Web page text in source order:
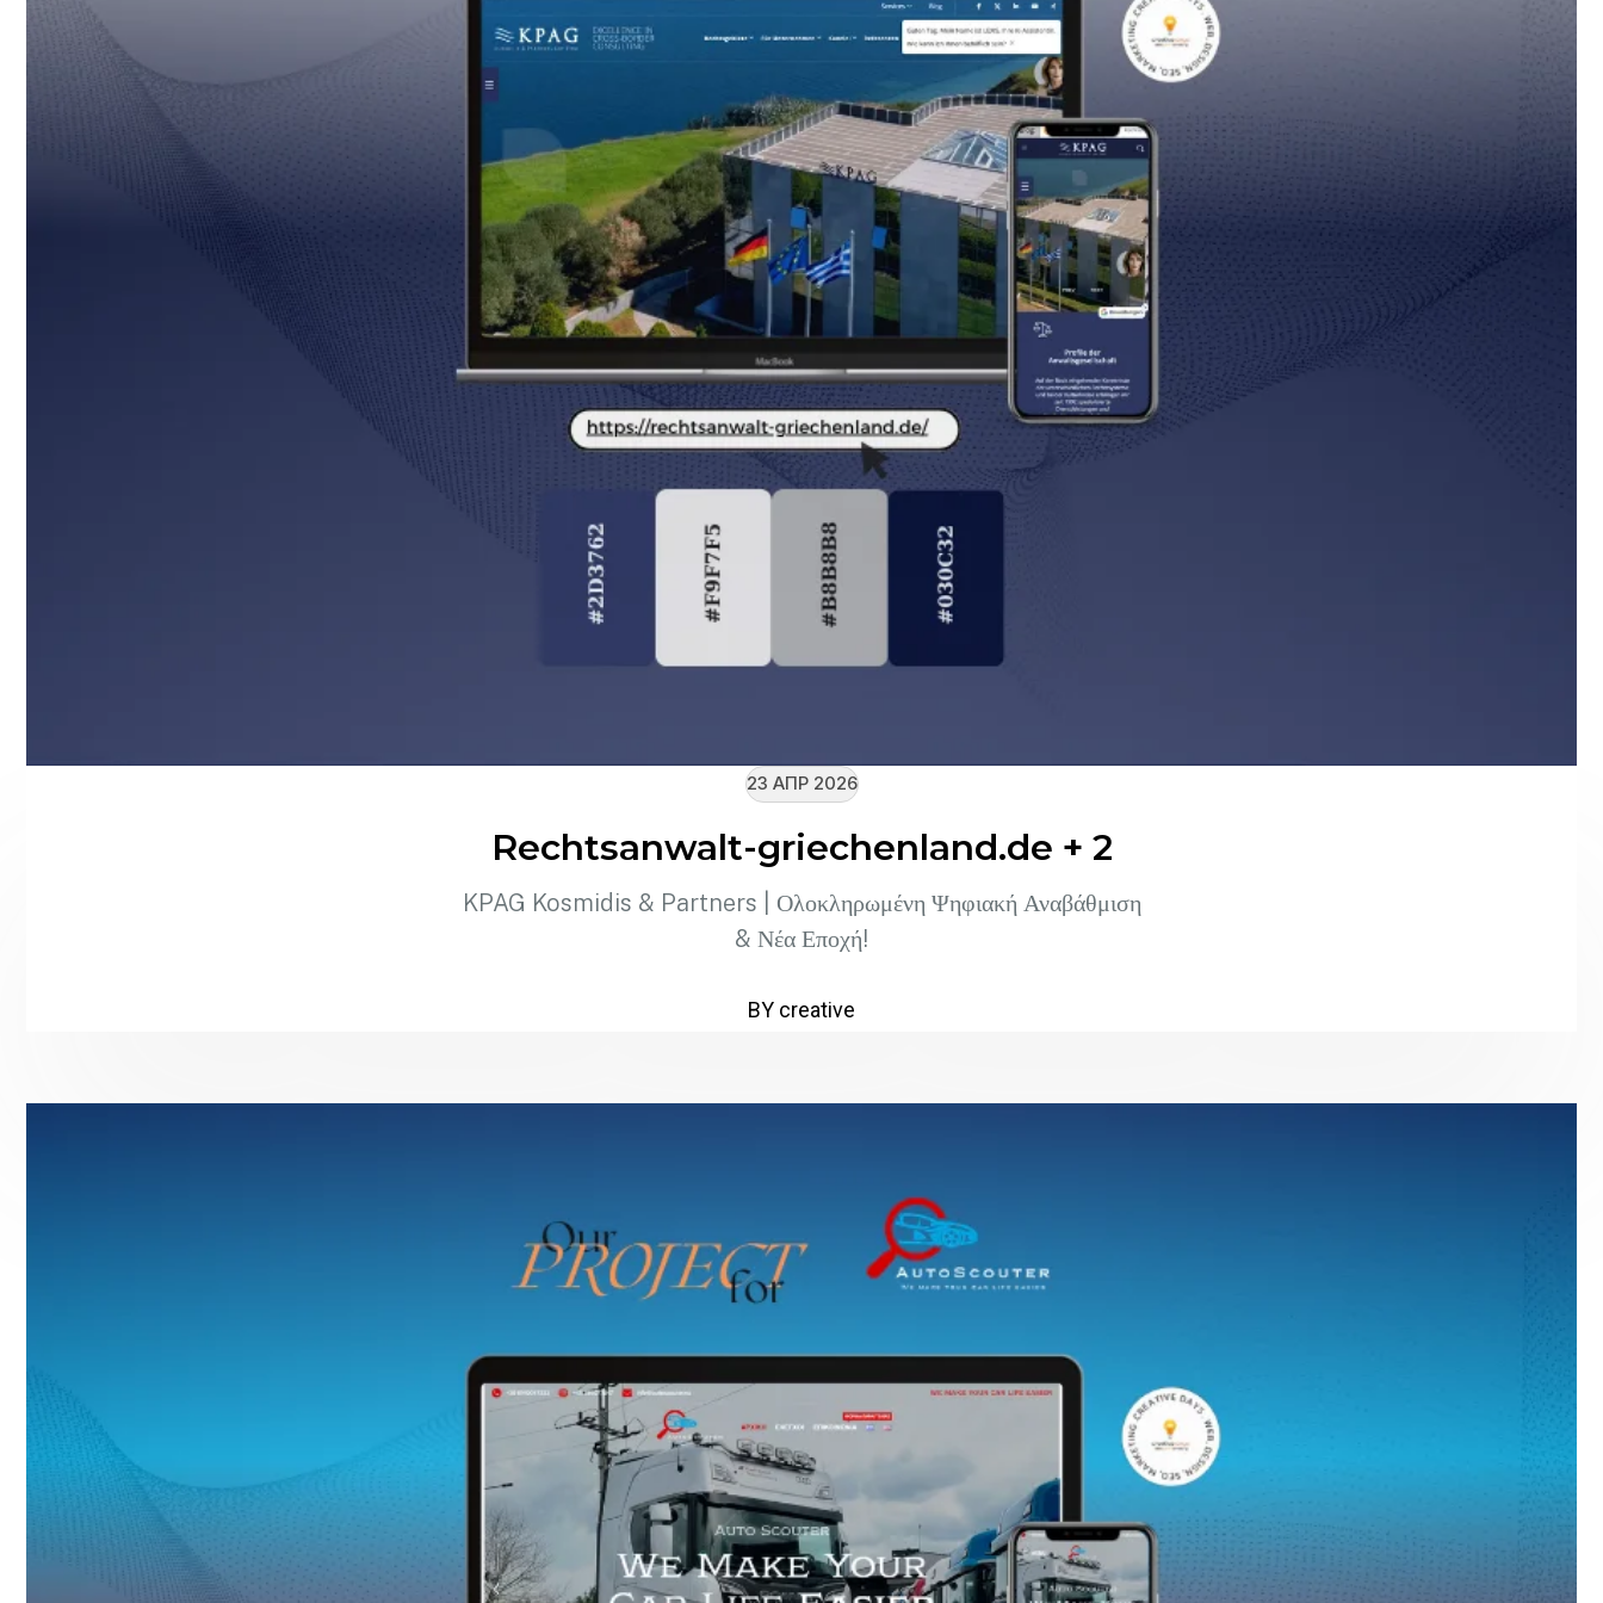
23 ΑΠΡ 2026
Rechtsanwalt-griechenland.de + 2
KPAG Kosmidis & Partners | Ολοκληρωμένη Ψηφιακή Αναβάθμιση
& Νέα Εποχή!
BY creative